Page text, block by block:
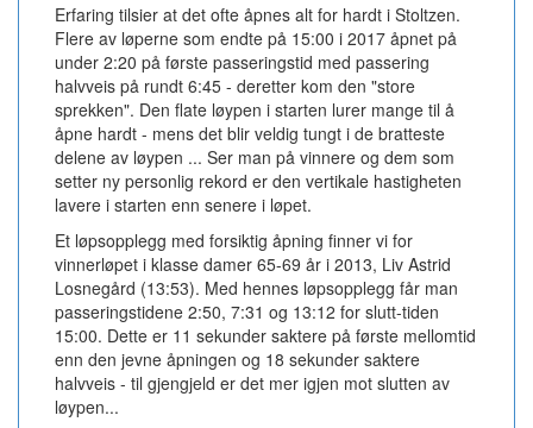
Erfaring tilsier at det ofte åpnes alt for hardt i Stoltzen.
Flere av løperne som endte på 15:00 i 2017 åpnet på
under 2:20 på første passeringstid med passering
halvveis på rundt 6:45 - deretter kom den "store
sprekken". Den flate løypen i starten lurer mange til å
åpne hardt - mens det blir veldig tungt i de bratteste
delene av løypen ... Ser man på vinnere og dem som
setter ny personlig rekord er den vertikale hastigheten
lavere i starten enn senere i løpet.
Et løpsopplegg med forsiktig åpning finner vi for
vinnerløpet i klasse damer 65-69 år i 2013, Liv Astrid
Losnegård (13:53). Med hennes løpsopplegg får man
passeringstidene 2:50, 7:31 og 13:12 for slutt-tiden
15:00. Dette er 11 sekunder saktere på første mellomtid
enn den jevne åpningen og 18 sekunder saktere
halvveis - til gjengjeld er det mer igjen mot slutten av
løypen...